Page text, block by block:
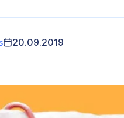
20.09.2019